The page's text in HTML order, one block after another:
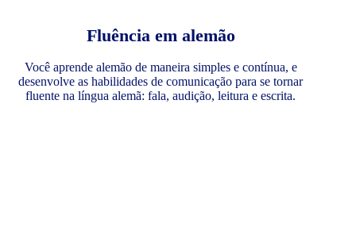
Fluência em alemão
Você aprende alemão de maneira simples e contínua, e
desenvolve as habilidades de comunicação para se tornar
fluente na língua alemã: fala, audição, leitura e escrita.